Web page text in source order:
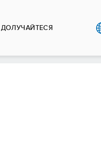
ДОЛУЧАЙТЕСЯ